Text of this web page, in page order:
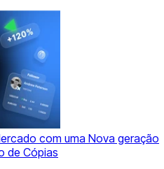
com uma Nova geração
de Cópias